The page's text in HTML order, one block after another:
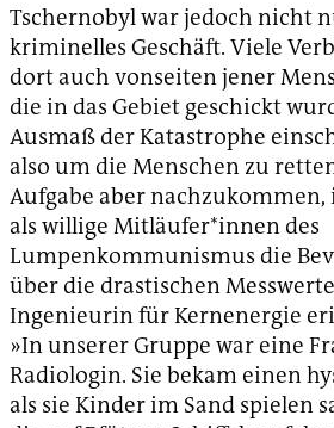
Tschernobyl war jedoch nicht
kriminelles Geschäft. Viele
dort auch vonseiten jener
die in das Gebiet geschickt
Ausmaß der Katastrophe
also um die Menschen zu
Aufgabe aber
als willige Mitläufer*innen des
Lumpenkommunismus die
über die drastischen
Ingenieurin für Kernenergie
»In unserer Gruppe war eine
Radiologin. Sie bekam einen
als sie Kinder im Sand spielen